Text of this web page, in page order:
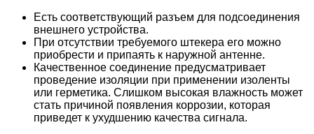
Есть соответствующий разъем для подсоединения
внешнего устройства.
При отсутствии требуемого штекера его можно
приобрести и припаять к наружной антенне.
Качественное соединение предусматривает
проведение изоляции при применении изоленты
или герметика. Слишком высокая влажность может
стать причиной появления коррозии, которая
приведет к ухудшению качества сигнала.